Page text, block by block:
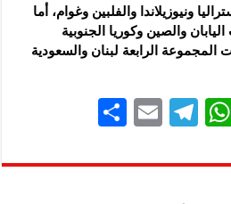
ونيوزيلاندا والفلبين وغوام، أما
والصين وكوريا الجنوبية
الرابعة لبنان والسعودية
P
W
at
Te
gr
E
ai
ar